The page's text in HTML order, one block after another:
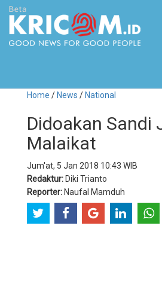
Home / News / National
Didoakan Sandi
Malaikat
Jum'at, 5 Jan 2018 10:43 WIB
Redaktur: Diki Trianto
Reporter: Naufal Mamduh